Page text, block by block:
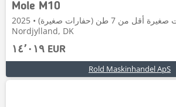
Mole M10
حفارات صغيرة أقل من 7 طن (حفارات صغيرة) • 2025 • Arden،
Nordjylland, DK
١٤٬٠١٩ EUR
Rold Maskinhandel ApS